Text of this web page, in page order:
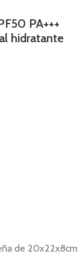
PA+++
hidratante
de 20x22x8cm